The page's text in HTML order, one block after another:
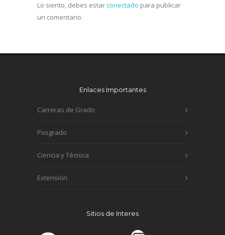
Lo siento, debes estarconectado para publicar
un comentario.
Enlaces Importantes
Carreras de Grado
Posgrado
Ciencia y Técnica
Extensión
Sitios de Interes